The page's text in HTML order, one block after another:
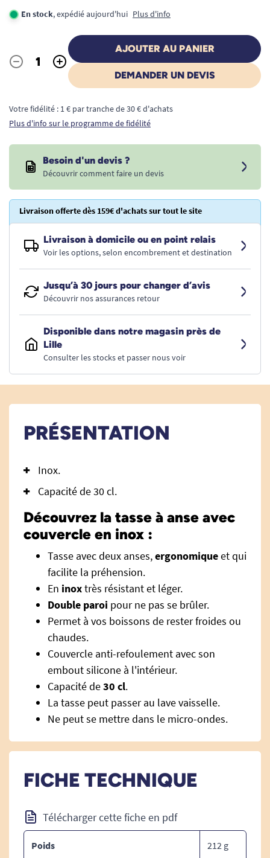
En stock, expédié aujourd'hui Plus d'info
Quantité
- +
AJOUTER AU PANIER
DEMANDER UN DEVIS
Votre fidélité : 1 € par tranche de 30 € d'achats
Plus d'info sur le programme de fidélité
Besoin d'un devis ?
Découvrir comment faire un devis
Livraison offerte dès 159€ d'achats sur tout le site
Livraison à domicile ou en point relais
Voir les options, selon encombrement et destination
Jusqu’à 30 jours pour changer d’avis
Découvrir nos assurances retour
Disponible dans notre magasin près de
Lille
Consulter les stocks et passer nous voir
PRÉSENTATION
Inox.
Capacité de 30 cl.
Découvrez la tasse à anse avec
couvercle en inox :
Tasse avec deux anses,ergonomiqueet qui
facilite la préhension.
En inoxtrès résistant et léger.
Double paroi pour ne pas se brûler.
Permet à vos boissons de rester froides ou
chaudes.
Couvercle anti-refoulement avec son
embout silicone à l'intérieur.
Capacité de30 cl.
La tasse peut passer au lave vaisselle.
Ne peut se mettre dans le micro-ondes.
FICHE TECHNIQUE
Télécharger cette fiche en pdf
Poids 212 g